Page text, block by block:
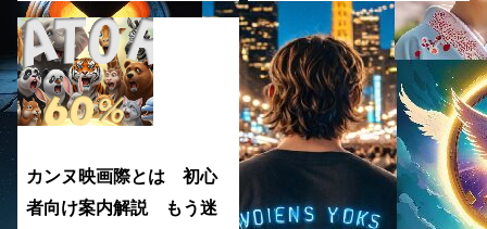
カンヌ映画際とは 初心
者向け案内解説 もう迷